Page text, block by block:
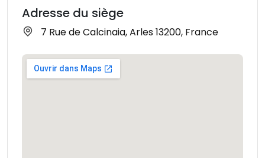
Adresse du siège
7 Rue de Calcinaia, Arles 13200, France